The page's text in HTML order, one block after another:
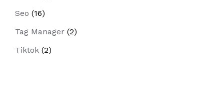
Seo (16)
Tag Manager (2)
Tiktok (2)